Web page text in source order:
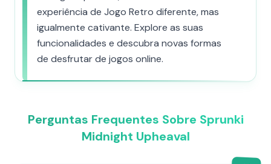
experiência de Jogo Retro diferente, mas
igualmente cativante. Explore as suas
funcionalidades e descubra novas formas
de desfrutar de jogos online.
Perguntas Frequentes Sobre Sprunki
Midnight Upheaval